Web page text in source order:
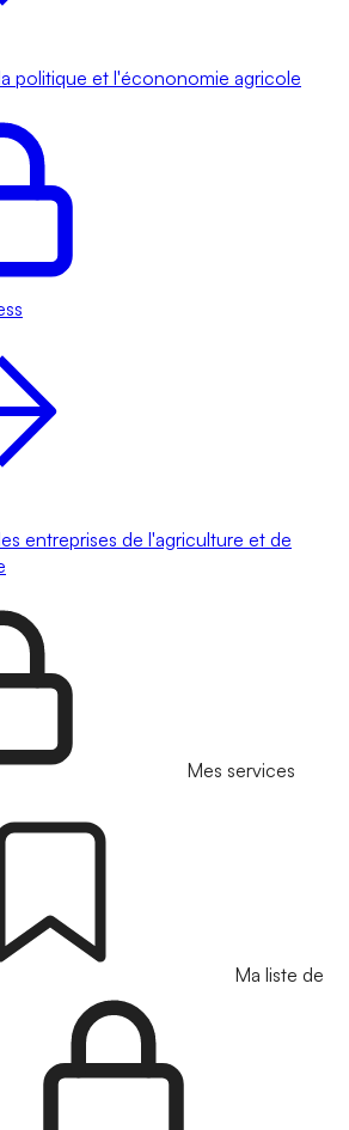
politique et l'écononomie agricole
entreprises de l'agriculture et de
Mes services
Ma liste de